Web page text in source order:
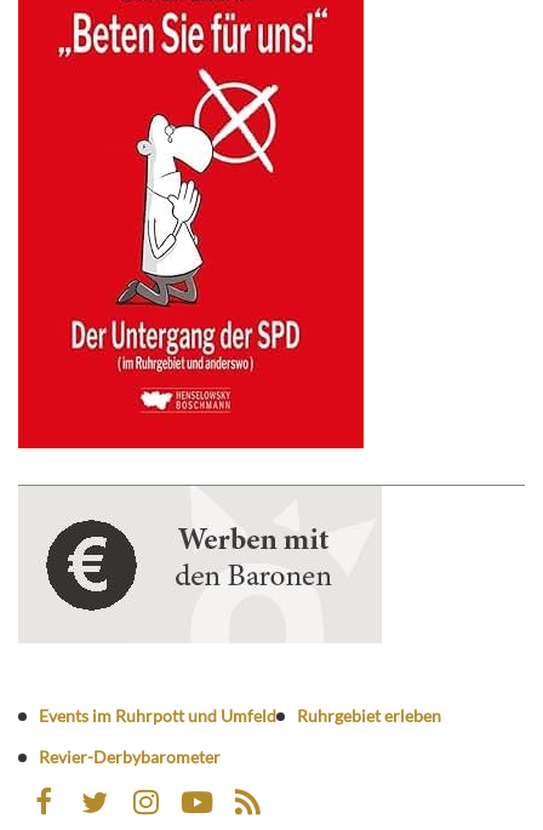
Events im Ruhrpott und Umfeld
Ruhrgebiet erleben
Revier-Derbybarometer